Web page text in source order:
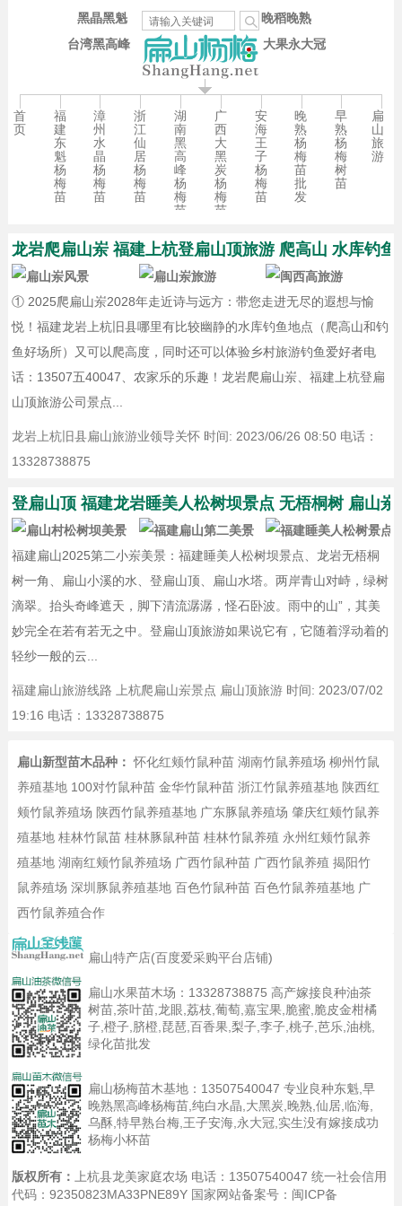
台湾黑高峰
晚稻晚熟
大果永大冠
黑晶黑魁
首
页
福
建
东
魁
杨
梅
苗
漳
州
水
晶
杨
梅
苗
浙
江
仙
居
杨
梅
苗
湖
南
黑
高
峰
杨
梅
苗
广
西
大
黑
炭
杨
梅
苗
安
海
王
子
杨
梅
苗
晚
熟
杨
梅
苗
批
发
早
熟
杨
梅
树
苗
扁
山
旅
游
龙岩爬扁山岽 福建上杭登扁山顶旅游 爬高山 水库钓鱼
① 2025爬扁山岽2028年走近诗与远方：带您走进无尽的遐想与愉
悦！福建龙岩上杭旧县哪里有比较幽静的水库钓鱼地点（爬高山和钓
鱼好场所）又可以爬高度，同时还可以体验乡村旅游钓鱼爱好者电
话：13507五40047、农家乐的乐趣！龙岩爬扁山岽、福建上杭登扁
山顶旅游公司景点...
龙岩上杭旧县扁山旅游业领导关怀 时间: 2023/06/26 08:50 电话：
13328738875
登扁山顶 福建龙岩睡美人松树坝景点 无梧桐树 扁山岽
福建扁山2025第二小岽美景：福建睡美人松树坝景点、龙岩无梧桐
树一角、扁山小溪的水、登扁山顶、扁山水塔。两岸青山对峙，绿树
滴翠。抬头奇峰遮天，脚下清流潺潺，怪石卧波。雨中的山”，其美
妙完全在若有若无之中。登扁山顶旅游如果说它有，它随着浮动着的
轻纱一般的云...
福建扁山旅游线路 上杭爬扁山岽景点 扁山顶旅游 时间: 2023/07/02
19:16 电话：13328738875
扁山新型苗木品种： 怀化红颊竹鼠种苗 湖南竹鼠养殖场 柳州竹鼠
养殖基地 100对竹鼠种苗 金华竹鼠种苗 浙江竹鼠养殖基地 陕西红
颊竹鼠养殖场 陕西竹鼠养殖基地 广东豚鼠养殖场 肇庆红颊竹鼠养
殖基地 桂林竹鼠苗 桂林豚鼠种苗 桂林竹鼠养殖 永州红颊竹鼠养
殖基地 湖南红颊竹鼠养殖场 广西竹鼠种苗 广西竹鼠养殖 揭阳竹
鼠养殖场 深圳豚鼠养殖基地 百色竹鼠种苗 百色竹鼠养殖基地 广
西竹鼠养殖合作
扁山特产店(百度爱采购平台店铺)
扁山水果苗木场： 13328738875 高产嫁接良种油茶
树苗,茶叶苗,龙眼,荔枝,葡萄,嘉宝果,脆蜜,脆皮金柑橘
子,橙子,脐橙,琵琶,百香果,梨子,李子,桃子,芭乐,油桃,
绿化苗批发
扁山杨梅苗木基地： 13507540047 专业良种东魁,早
晚熟黑高峰杨梅苗,纯白水晶,大黑炭,晚熟,仙居,临海,
乌酥,特早熟台梅,王子安海,永大冠,实生没有嫁接成功
杨梅小杯苗
版权所有：上杭县龙美家庭农场 电话：13507540047 统一社会信用
代码：92350823MA33PNE89Y 国家网站备案号： 闽ICP备